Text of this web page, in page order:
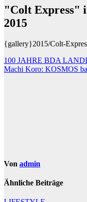
"Colt Express"
2015
{gallery}2015/Colt-
100 JAHRE BDA
Machi Koro: KOSMOS
Von admin
Ähnliche Beiträge